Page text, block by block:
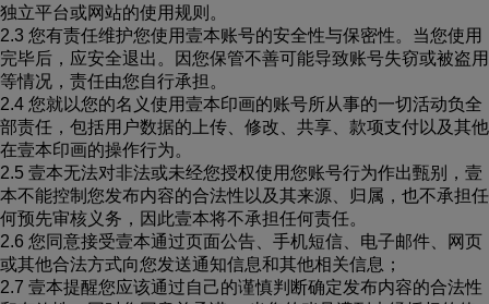
独立平台或网站的使用规则。
2.3 您有责任维护您使用壹本账号的安全性与保密性。当您使用
完毕后，应安全退出。因您保管不善可能导致账号失窃或被盗用
等情况，责任由您自行承担。
2.4 您就以您的名义使用壹本印画的账号所从事的一切活动负全
部责任，包括用户数据的上传、修改、共享、款项支付以及其他
在壹本印画的操作行为。
2.5 壹本无法对非法或未经您授权使用您账号行为作出甄别，壹
本不能控制您发布内容的合法性以及其来源、归属，也不承担任
何预先审核义务，因此壹本将不承担任何责任。
2.6 您同意接受壹本通过页面公告、手机短信、电子邮件、网页
或其他合法方式向您发送通知信息和其他相关信息；
2.7 壹本提醒您应该通过自己的谨慎判断确定发布内容的合法性